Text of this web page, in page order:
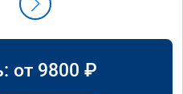
от 9800 ₽